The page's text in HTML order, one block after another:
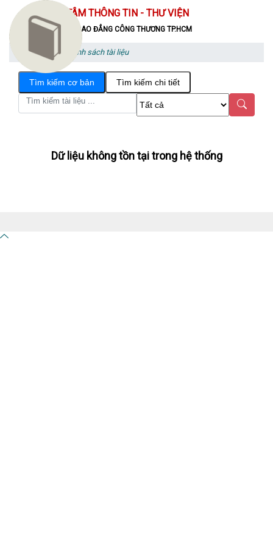
TRUNG TÂM THÔNG TIN - THƯ VIỆN
TRƯỜNG CAO ĐẲNG CÔNG THƯƠNG TP.HCM
Tài liệu Danh sách tài liệu
Tìm kiếm cơ bản Tìm kiếm chi tiết
Dữ liệu không tồn tại trong hệ thống